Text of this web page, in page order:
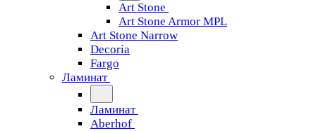
Art Stone
Art Stone Armor MPL
Art Stone Narrow
Decoria
Fargo
Ламинат
Ламинат
Aberhof